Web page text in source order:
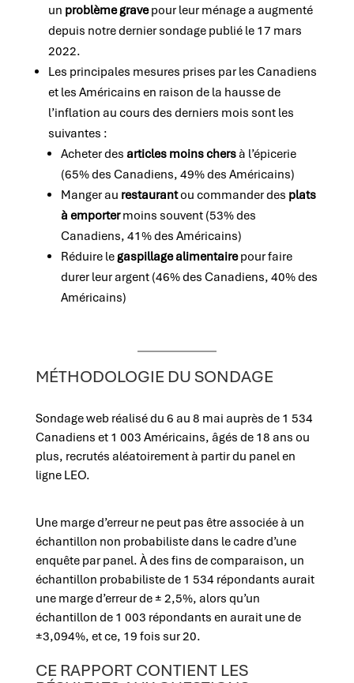
un problème gravepour leur ménage a augmenté
depuis notre dernier sondage publié le 17 mars
2022.
Les principales mesures prises par les Canadiens
et les Américains en raison de la hausse de
l’inflation au cours des derniers mois sont les
suivantes :
Acheter des articles moins chersà l’épicerie
(65% des Canadiens, 49% des Américains)
Manger au restaurantou commander des plats
à emportermoins souvent (53% des
Canadiens, 41% des Américains)
Réduire legaspillage alimentairepour faire
durer leur argent (46% des Canadiens, 40% des
Américains)
MÉTHODOLOGIE DU SONDAGE
Sondage web réalisé du 6 au 8 mai auprès de 1 534
Canadiens et 1 003 Américains, âgés de 18 ans ou
plus, recrutés aléatoirement à partir du panel en
ligne LEO.
Une marge d’erreur ne peut pas être associée à un
échantillon non probabiliste dans le cadre d’une
enquête par panel. À des fins de comparaison, un
échantillon probabiliste de 1 534 répondants aurait
une marge d’erreur de ± 2,5%, alors qu’un
échantillon de 1 003 répondants en aurait une de
±3,094%, et ce, 19 fois sur 20.
CE RAPPORT CONTIENT LES